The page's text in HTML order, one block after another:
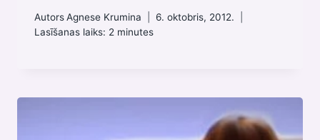
AutorsAgnese Krumina
6. oktobris, 2012.
Lasīšanas laiks: 2 minutes